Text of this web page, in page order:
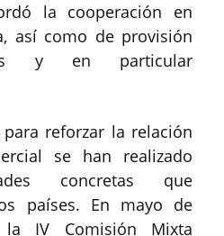
la cooperación en
así como de provisión
y en particular
reforzar la relación
se han realizado
concretas que
países. En mayo de
IV Comisión Mixta